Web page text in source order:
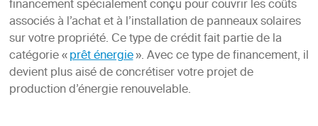
financement spécialement conçu pour couvrir les coûts
associés à l’achat et à l’installation de panneaux solaires
sur votre propriété. Ce type de crédit fait partie de la
catégorie «prêt énergie». Avec ce type de financement, il
devient plus aisé de concrétiser votre projet de
production d’énergie renouvelable.